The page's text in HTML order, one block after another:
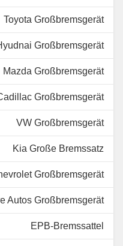
Toyota Großbremsgerät
Großbremsgerät
Mazda Großbremsgerät
Großbremsgerät
VW Großbremsgerät
Kia Große Bremssatz
Großbremsgerät
Autos Großbremsgerät
EPB-Bremssattel